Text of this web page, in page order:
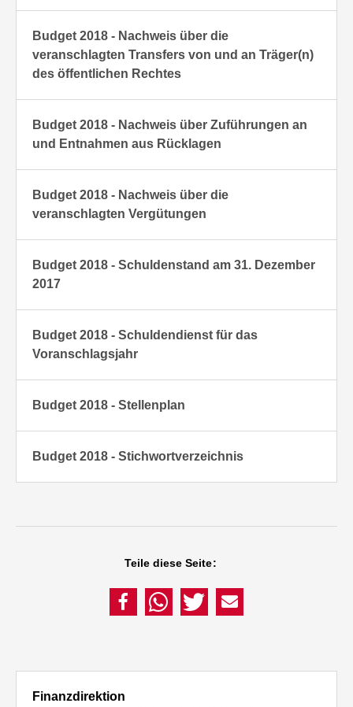
Budget 2018 - Nachweis über die
veranschlagten Transfers von und an Träger(n)
des öffentlichen Rechtes
Budget 2018 - Nachweis über Zuführungen an
und Entnahmen aus Rücklagen
Budget 2018 - Nachweis über die
veranschlagten Vergütungen
Budget 2018 - Schuldenstand am 31. Dezember
2017
Budget 2018 - Schuldendienst für das
Voranschlagsjahr
Budget 2018 - Stellenplan
Budget 2018 - Stichwortverzeichnis
Teile diese Seite:
Finanzdirektion